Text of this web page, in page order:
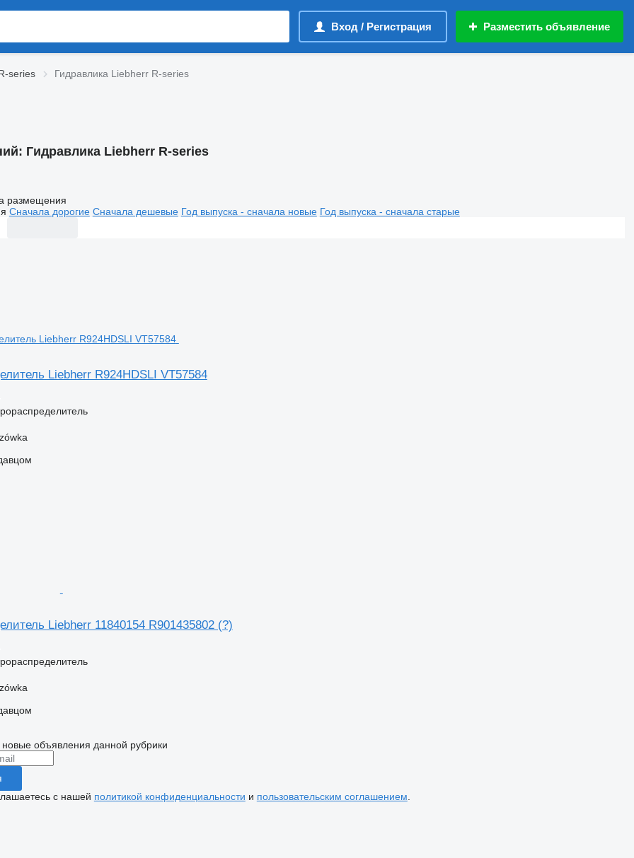
Вход / Регистрация Разместить объявление
series Гидравлика Liebherr R-series
Гидравлика Liebherr R-series
размещения
Сначала дорогие Сначала дешевые Год выпуска - сначала новые Год выпуска - сначала старые
Liebherr R924HDSLI VT57584
Liebherr 11840154 R901435802 (?)
объявления данной рубрики
с нашей политикой конфиденциальности и пользовательским соглашением